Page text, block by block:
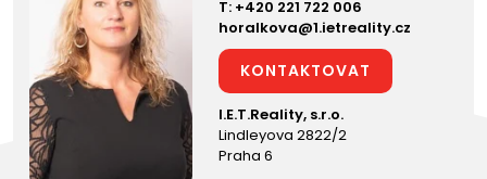
T: +420 221 722 006
horalkova@1.ietreality.cz
KONTAKTOVAT
I.E.T.Reality, s.r.o.
Lindleyova 2822/2
Praha 6